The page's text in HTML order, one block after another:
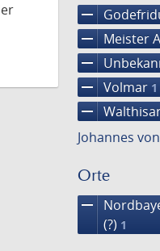
remove
remove Meister
remove
remove Volmar 1
remove
Johannes
Orte
remove
(?) 1